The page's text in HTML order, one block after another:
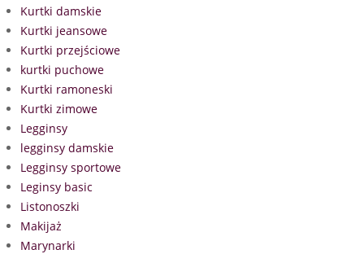
Kurtki damskie
Kurtki jeansowe
Kurtki przejściowe
kurtki puchowe
Kurtki ramoneski
Kurtki zimowe
Legginsy
legginsy damskie
Legginsy sportowe
Leginsy basic
Listonoszki
Makijaż
Marynarki